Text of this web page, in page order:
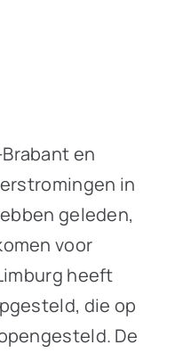
en
in
geleden,
voor
heeft
die op
De